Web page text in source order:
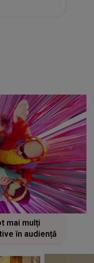
mai mulți
în audiență